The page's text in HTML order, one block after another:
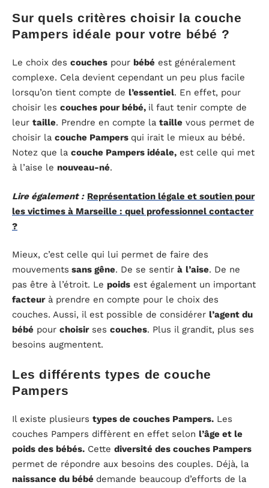
Sur quels critères choisir la couche
Pampers idéale pour votre bébé ?
Le choix des couches pour bébé est généralement
complexe. Cela devient cependant un peu plus facile
lorsqu’on tient compte de l’essentiel. En effet, pour
choisir les couches pour bébé, il faut tenir compte de
leur taille. Prendre en compte la taille vous permet de
choisir la couche Pampers qui irait le mieux au bébé.
Notez que la couche Pampers idéale, est celle qui met
à l’aise le nouveau-né.
Lire également : Représentation légale et soutien pour
les victimes à Marseille : quel professionnel contacter
?
Mieux, c’est celle qui lui permet de faire des
mouvements sans gêne. De se sentir à l’aise. De ne
pas être à l’étroit. Le poids est également un important
facteurà prendre en compte pour le choix des
couches. Aussi, il est possible de considérer l’agent du
bébé pour choisirses couches. Plus il grandit, plus ses
besoins augmentent.
Les différents types de couche
Pampers
Il existe plusieurs types de couches Pampers. Les
couches Pampers diffèrent en effet selon l’âge et le
poids des bébés. Cette diversité des couches Pampers
permet de répondre aux besoins des couples. Déjà, la
naissance du bébé demande beaucoup d’efforts de la